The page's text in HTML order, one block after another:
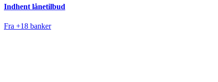
Indhent lånetilbud
Fra +18 banker